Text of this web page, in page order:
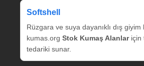
Softshell
Rüzgara ve suya dayanıklı dış giyim
kumas.org Stok Kumaş Alanlariçin
tedariki sunar.